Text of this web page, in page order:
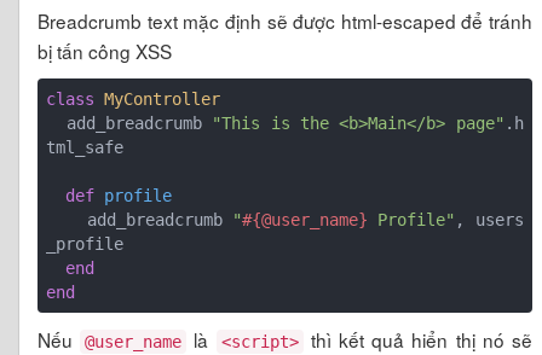
Breadcrumb text mặc định sẽ được html-escaped để tránh
bị tấn công XSS
class MyController
  add_breadcrumb
"This is the <b>Main</b> page" .h
tml_safe
def profile
    add_breadcrumb
"#{@user_name} Profile" , users
_profile
end
end
Nếu @user_name là <script>
thì kết quả hiển thị nó sẽ